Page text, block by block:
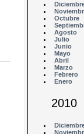
Octubre
Agosto
Julio
Junio
Mayo
Abril
Marzo
Febrero
Enero
2010